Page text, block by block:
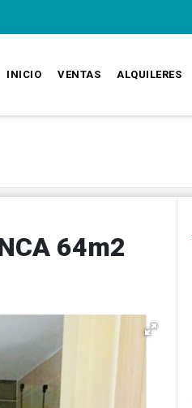
INICIO VENTAS ALQUILERES
64m2